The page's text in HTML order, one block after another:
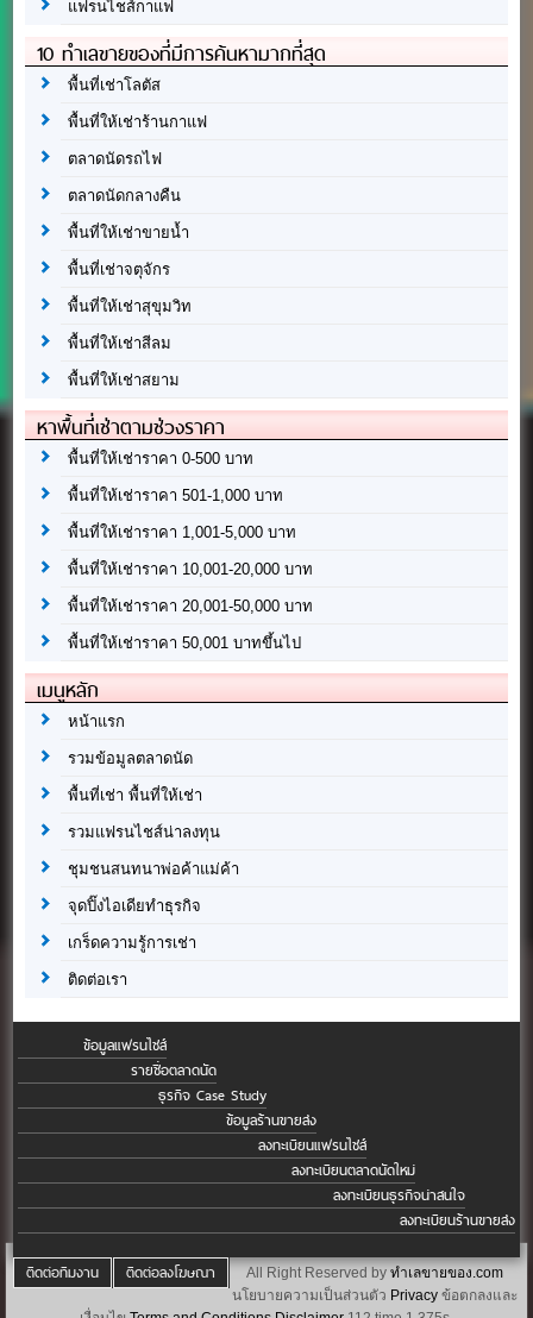
แฟรนไชส์กาแฟ
10 ทำเลขายของที่มีการค้นหามากที่สุด
พื้นที่เช่าโลตัส
พื้นที่ให้เช่าร้านกาแฟ
ตลาดนัดรถไฟ
ตลาดนัดกลางคืน
พื้นที่ให้เช่าขายน้ำ
พื้นที่เช่าจตุจักร
พื้นที่ให้เช่าสุขุมวิท
พื้นที่ให้เช่าสีลม
พื้นที่ให้เช่าสยาม
หาพื้นที่เช่าตามช่วงราคา
พื้นที่ให้เช่าราคา 0-500 บาท
พื้นที่ให้เช่าราคา 501-1,000 บาท
พื้นที่ให้เช่าราคา 1,001-5,000 บาท
พื้นที่ให้เช่าราคา 10,001-20,000 บาท
พื้นที่ให้เช่าราคา 20,001-50,000 บาท
พื้นที่ให้เช่าราคา 50,001 บาทขึ้นไป
เมนูหลัก
หน้าแรก
รวมข้อมูลตลาดนัด
พื้นที่เช่า พื้นที่ให้เช่า
รวมแฟรนไชส์น่าลงทุน
ชุมชนสนทนาพ่อค้าแม่ค้า
จุดปิ๊งไอเดียทำธุรกิจ
เกร็ดความรู้การเช่า
ติดต่อเรา
ข้อมูลแฟรนไชส์
รายชื่อตลาดนัด
ธุรกิจ Case Study
ข้อมูลร้านขายส่ง
ลงทะเบียนแฟรนไชส์
ลงทะเบียนตลาดนัดใหม่
ลงทะเบียนธุรกิจน่าสนใจ
ลงทะเบียนร้านขายส่ง
ติดต่อทีมงาน ติดต่อลงโฆษณา All Right Reserved by ทำเลขายของ.com
นโยบายความเป็นส่วนตัว Privacy ข้อตกลงและ